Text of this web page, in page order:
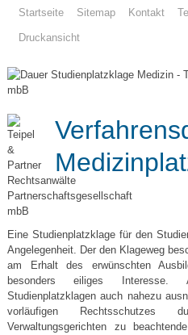
Startseite Sitemap Kontakt
Druckansicht
Eine Studienplatzklage für den
Angelegenheit. Der den Klageweg
am Erhalt des erwünschten
besonders eiliges
Studienplatzklagen auch nahezu
vorläufigen
Verwaltungsgerichten zu